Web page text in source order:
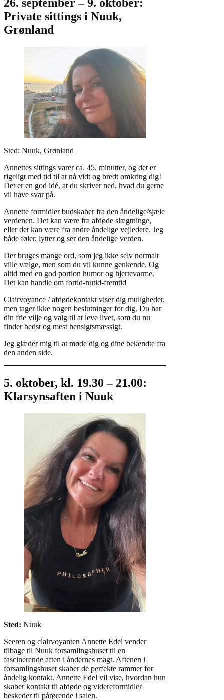
26. september – 9. oktober:
Private sittings i Nuuk,
Grønland
Sted: Nuuk, Grønland
Annettes sittings varer ca. 45. minutter, og det er
rigeligt med tid til at nå vidt og bredt omkring dig!
Det er en god idé, at du skriver ned, hvad du gerne
vil have svar på.
Annette formidler budskaber fra den åndelige/sjæle
verdenen. Det kan være fra afdøde slægtninge,
eller det kan være fra andre åndelige vejledere. Jeg
både føler, lytter og ser den åndelige verden.
Der bruges mange ord, som jeg ikke selv normalt
ville vælge, men som du vil kunne genkende. Og
altid med en god portion humor og hjertevarme.
Det kan handle om fortid-nutid-fremtid
Clairvoyance / afdødekontakt viser dig muligheder,
men tager ikke nogen beslutninger for dig. Du har
din frie vilje og valg til at leve livet, som du nu
finder bedst og mest hensigtsmæssigt.
Jeg glæder mig til at møde dig og dine bekendte fra
den anden side.
5. oktober, kl. 19.30 – 21.00:
Klarsynsaften i Nuuk
Sted: Nuuk
Seeren og clairvoyanten Annette Edel vender
tilbage til Nuuk forsamlingshuset til en
fascinerende aften i åndernes magt. Aftenen i
forsamlingshuset skaber de perfekte rammer for
åndelig kontakt. Annette Edel vil vise, hvordan hun
skaber kontakt til afdøde og videreformidler
beskeder til pårørende i salen.